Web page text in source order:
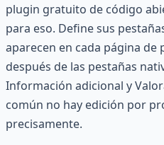
plugin gratuito de código
para eso. Define sus
aparecen en cada página
después de las pestañas
Información adicional y
común no hay edición por
precisamente.